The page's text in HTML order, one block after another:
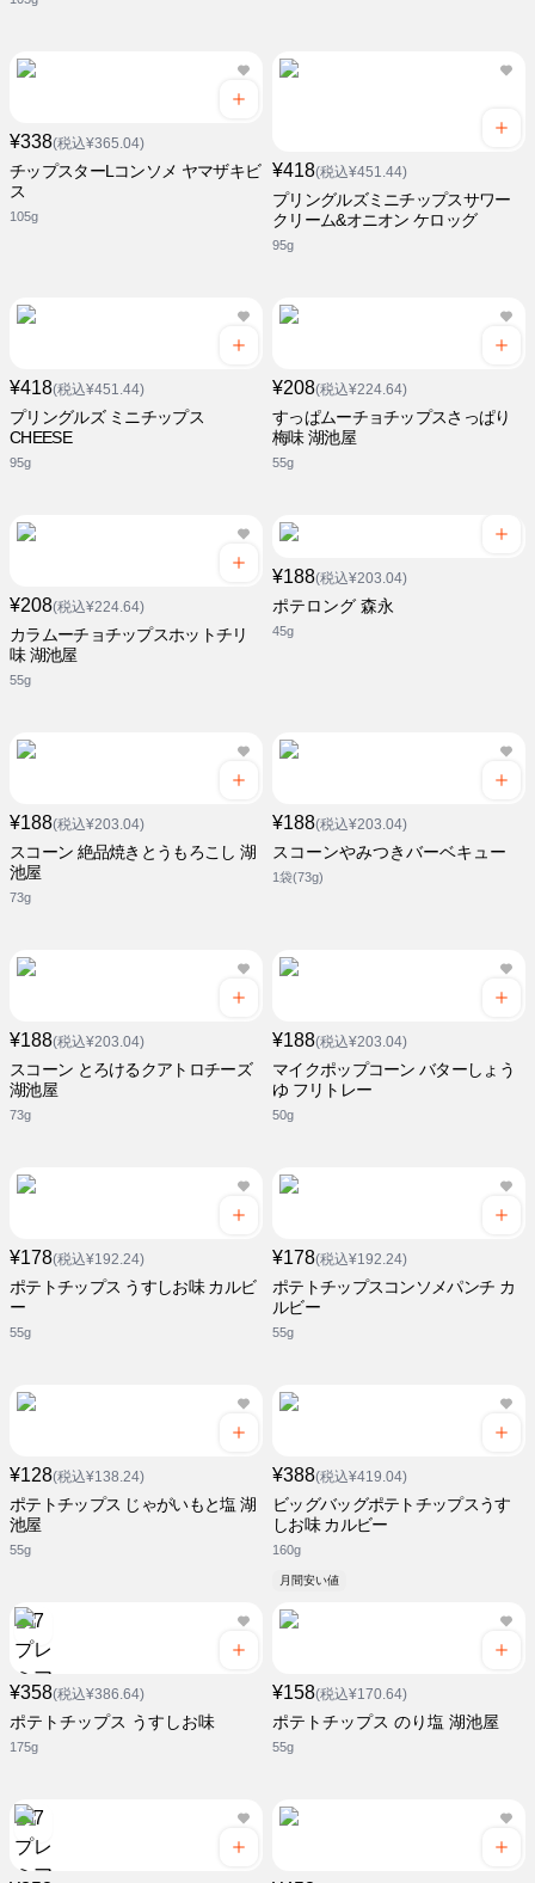
¥338(税込¥365.04)
チップスターLコンソメ ヤマザキビ
ス
105g
¥418(税込¥451.44)
プリングルズミニチップスサワー
クリーム&オニオン ケロッグ
95g
¥418(税込¥451.44)
プリングルズ ミニチップス
CHEESE
95g
¥208(税込¥224.64)
すっぱムーチョチップスさっぱり
梅味 湖池屋
55g
¥208(税込¥224.64)
カラムーチョチップスホットチリ
味 湖池屋
55g
¥188(税込¥203.04)
ポテロング 森永
45g
¥188(税込¥203.04)
スコーン 絶品焼きとうもろこし 湖
池屋
73g
¥188(税込¥203.04)
スコーンやみつきバーベキュー
1袋(73g)
¥188(税込¥203.04)
スコーン とろけるクアトロチーズ
湖池屋
73g
¥188(税込¥203.04)
マイクポップコーン バターしょう
ゆ フリトレー
50g
¥178(税込¥192.24)
ポテトチップス うすしお味 カルビ
ー
55g
¥178(税込¥192.24)
ポテトチップスコンソメパンチ カ
ルビー
55g
¥128(税込¥138.24)
ポテトチップス じゃがいもと塩 湖
池屋
55g
¥388(税込¥419.04)
ビッグバッグポテトチップスうす
しお味 カルビー
160g
月間安い値
¥358(税込¥386.64)
ポテトチップス うすしお味
175g
¥158(税込¥170.64)
ポテトチップス のり塩 湖池屋
55g